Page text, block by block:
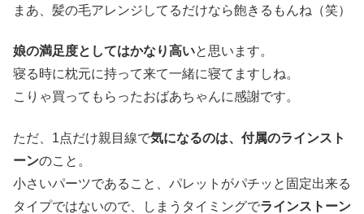
まあ、髪の毛アレンジしてるだけなら飽きるもんね（笑）
娘の満足度としてはかなり高いと思います。
寝る時に枕元に持って来て一緒に寝てますしね。
こりゃ買ってもらったおばあちゃんに感謝です。
ただ、1点だけ親目線で気になるのは、付属のラインスト
ーンのこと。
小さいパーツであること、パレットがパチッと固定出来る
タイプではないので、しまうタイミングでラインストーン